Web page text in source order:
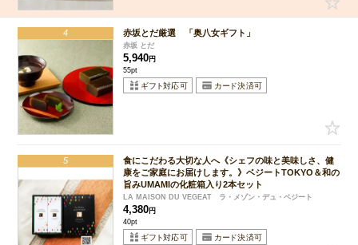
4 赤坂とだ厳選 「奥八女ギフト」
赤坂 とだ
5,940 円
55pt
5
食にこだわる大切な人へ《シェフの味と美味しさ、健
康をご家庭にお届けします。》ベジートTOKYO＆和の
旨みUMAMIの化粧箱入り2本セット
LA MAISON DU VEGEAT ラ・メゾン・デュ・ベジート
4,380 円
40pt